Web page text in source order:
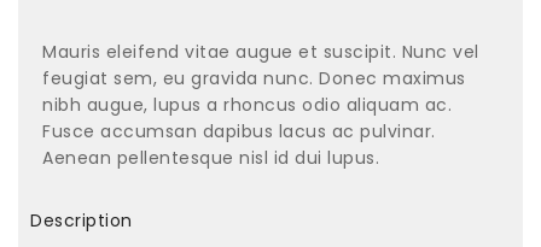
Mauris eleifend vitae augue et suscipit. Nunc vel
feugiat sem, eu gravida nunc. Donec maximus
nibh augue, lupus a rhoncus odio aliquam ac.
Fusce accumsan dapibus lacus ac pulvinar.
Aenean pellentesque nisl id dui lupus.
Description